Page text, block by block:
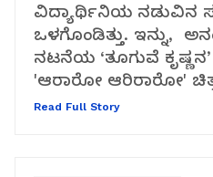
ವಿದ್ಯಾರ್ಥಿನಿಯ ನಡುವಿನ
ಒಳಗೊಂಡಿತ್ತು. ಇನ್ನು,
ನಟನೆಯ ‘ತೂಗುವೆ
'ಆರಾರೋ ಆರಿರಾರೋ'
Read Full Story